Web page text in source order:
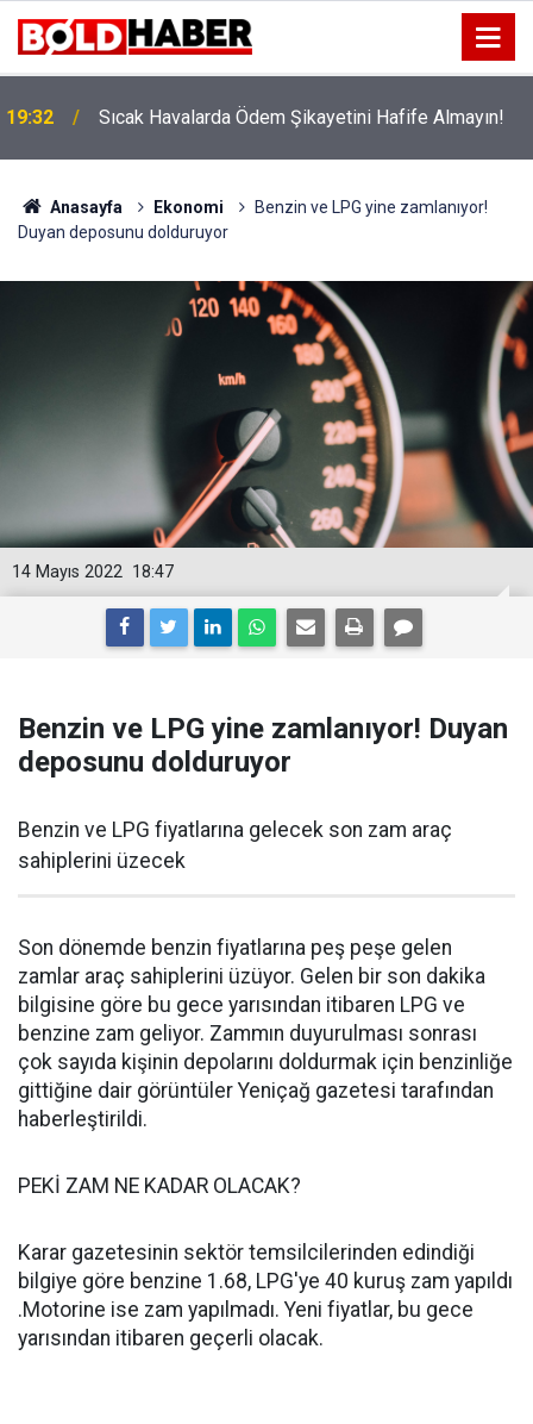
19:32 Sıcak Havalarda Ödem Şikayetini Hafife Almayın!
Anasayfa Ekonomi
Benzin ve LPG yine zamlanıyor!
Duyan deposunu dolduruyor
18:47
14 Mayıs 2022
Benzin ve LPG yine zamlanıyor! Duyan
deposunu dolduruyor
Benzin ve LPG fiyatlarına gelecek son zam araç
sahiplerini üzecek
Son dönemde benzin fiyatlarına peş peşe gelen
zamlar araç sahiplerini üzüyor. Gelen bir son dakika
bilgisine göre bu gece yarısından itibaren LPG ve
benzine zam geliyor. Zammın duyurulması sonrası
çok sayıda kişinin depolarını doldurmak için benzinliğe
gittiğine dair görüntüler Yeniçağ gazetesi tarafından
haberleştirildi.
PEKİ ZAM NE KADAR OLACAK?
Karar gazetesinin sektör temsilcilerinden edindiği
bilgiye göre benzine 1.68, LPG'ye 40 kuruş zam yapıldı
.Motorine ise zam yapılmadı. Yeni fiyatlar, bu gece
yarısından itibaren geçerli olacak.